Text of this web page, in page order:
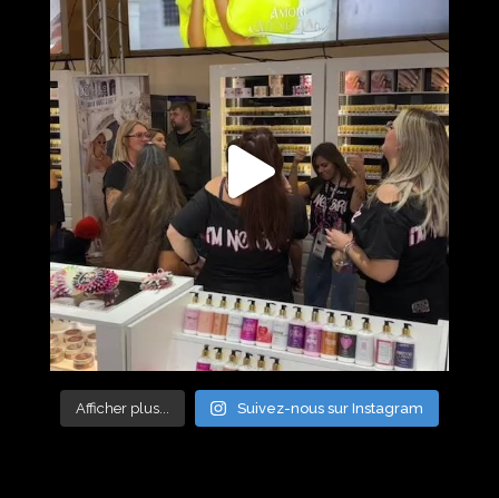
Afficher plus... Suivez-nous sur Instagram